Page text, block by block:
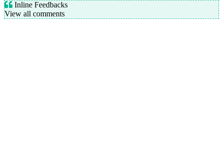
Inline Feedbacks
View all comments